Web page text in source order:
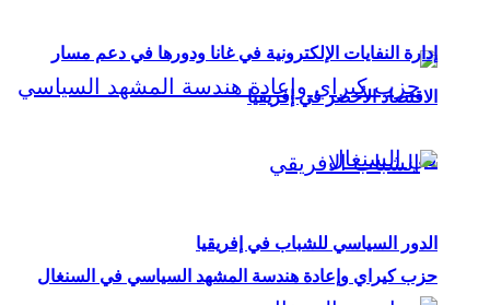
حزب كيراي وإعادة هندسة المشهد السياسي في السنغال
إدارة النفايات الإلكترونية في غانا ودورها في دعم مسار
الاقتصاد الأخضر في إفريقيا
الدور السياسي للشباب في إفريقيا